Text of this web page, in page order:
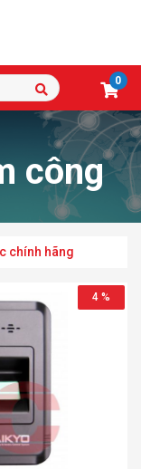
0
công
chính hãng
4 %